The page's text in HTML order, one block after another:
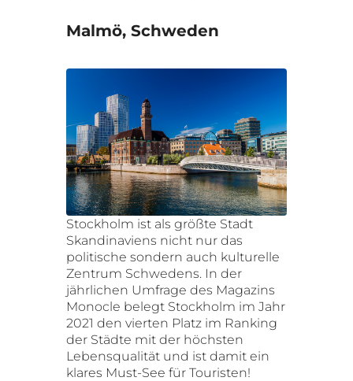
Malmö, Schweden
Stockholm ist als größte Stadt
Skandinaviens nicht nur das
politische sondern auch kulturelle
Zentrum Schwedens. In der
jährlichen Umfrage des Magazins
Monocle belegt Stockholm im Jahr
2021 den vierten Platz im Ranking
der Städte mit der höchsten
Lebensqualität und ist damit ein
klares Must-See für Touristen!